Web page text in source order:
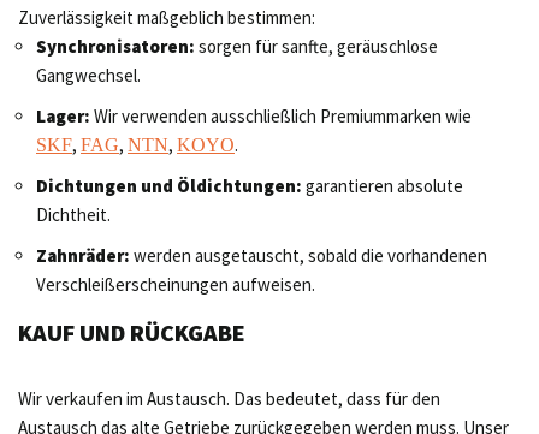
Zuverlässigkeit maßgeblich bestimmen:
Synchronisatoren: sorgen für sanfte, geräuschlose
Gangwechsel.
Lager: Wir verwenden ausschließlich Premiummarken wie
SKF, FAG, NTN, KOYO.
Dichtungen und Öldichtungen: garantieren absolute
Dichtheit.
Zahnräder: werden ausgetauscht, sobald die vorhandenen
Verschleißerscheinungen aufweisen.
KAUF UND RÜCKGABE
Wir verkaufen im Austausch. Das bedeutet, dass für den
Austausch das alte Getriebe zurückgegeben werden muss. Unser